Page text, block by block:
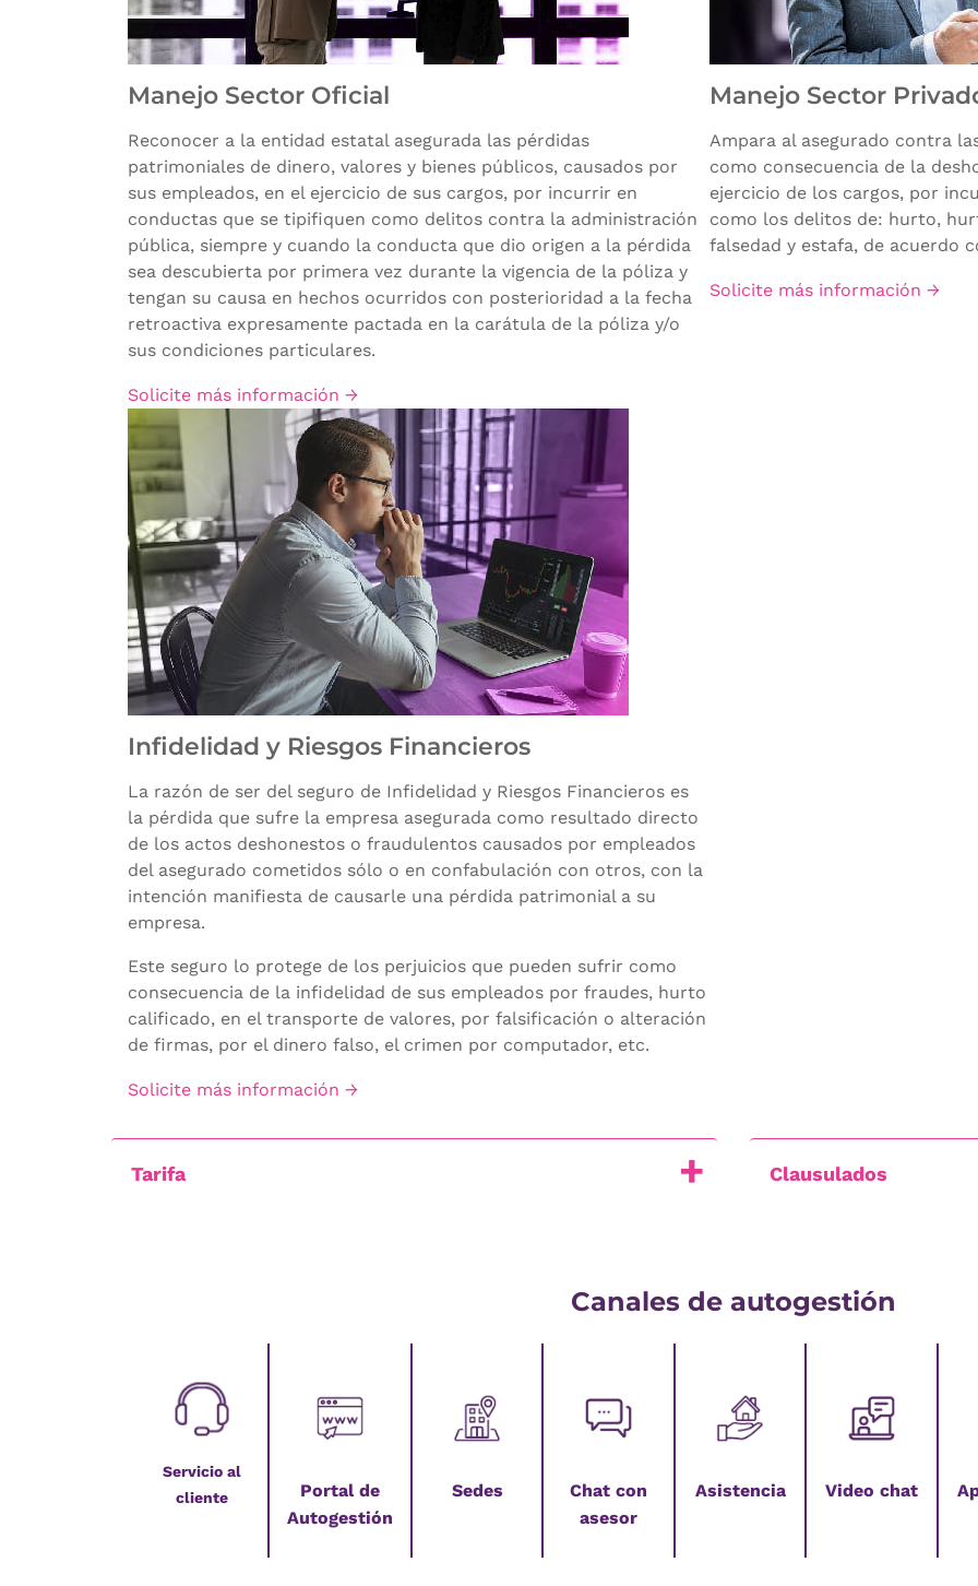
Manejo Sector Oficial
Reconocer a la entidad estatal asegurada las pérdidas
patrimoniales de dinero, valores y bienes públicos, causados por
sus empleados, en el ejercicio de sus cargos, por incurrir en
conductas que se tipifiquen como delitos contra la administración
pública, siempre y cuando la conducta que dio origen a la pérdida
sea descubierta por primera vez durante la vigencia de la póliza y
tengan su causa en hechos ocurridos con posterioridad a la fecha
retroactiva expresamente pactada en la carátula de la póliza y/o
sus condiciones particulares.
Solicite más información →
Manejo Sector
Ampara al asegurado contra
como consecuencia de la
ejercicio de los cargos, por
como los delitos de: hurto,
falsedad y estafa, de acuerdo
Solicite más información →
Infidelidad y Riesgos Financieros
La razón de ser del seguro de Infidelidad y Riesgos Financieros es
la pérdida que sufre la empresa asegurada como resultado directo
de los actos deshonestos o fraudulentos causados por empleados
del asegurado cometidos sólo o en confabulación con otros, con la
intención manifiesta de causarle una pérdida patrimonial a su
empresa.
Este seguro lo protege de los perjuicios que pueden sufrir como
consecuencia de la infidelidad de sus empleados por fraudes, hurto
calificado, en el transporte de valores, por falsificación o alteración
de firmas, por el dinero falso, el crimen por computador, etc.
Solicite más información →
Tarifa Clausulados
Canales de autogestión
Servicio al
cliente
Portal de
Autogestión
Sedes
Chat con
asesor
Asistencia Video chat